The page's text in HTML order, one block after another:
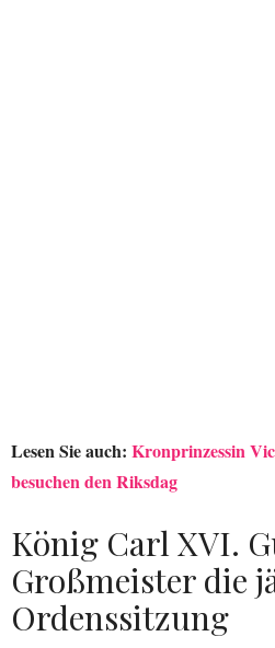
Lesen Sie auch: Kronprinzessin
besuchen den Riksdag
König Carl XVI.
Großmeister die
Ordenssitzung